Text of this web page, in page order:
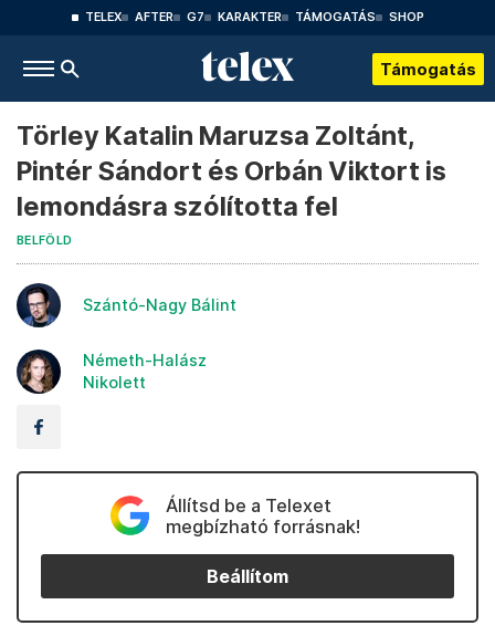
TELEX AFTER G7 KARAKTER TÁMOGATÁS SHOP
Támogatás
Törley Katalin Maruzsa Zoltánt,
Pintér Sándort és Orbán Viktort is
lemondásra szólította fel
BELFÖLD
Szántó-Nagy Bálint
Németh-Halász
Nikolett
Állítsd be a Telexet
megbízható forrásnak!
Beállítom